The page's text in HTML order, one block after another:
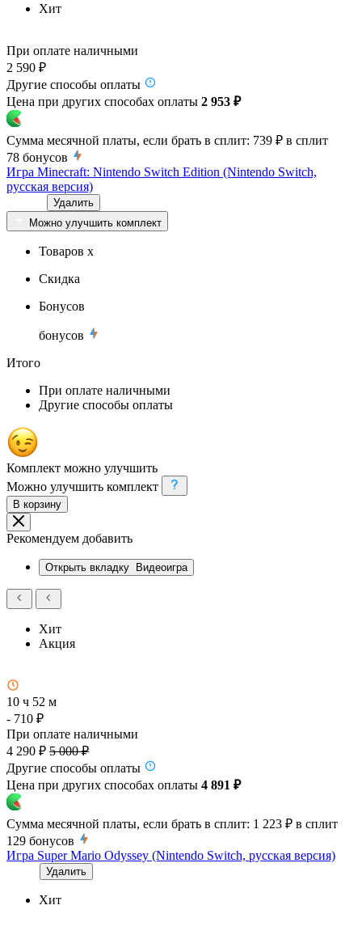
Хит
При оплате наличными
2 590 ₽
Другие способы оплаты
Цена при других способах оплаты 2 953 ₽
Сумма месячной платы, если брать в сплит: 739 ₽ в сплит
78 бонусов
Игра Minecraft: Nintendo Switch Edition (Nintendo Switch,
русская версия)
Удалить
Можно улучшить комплект
Товаров x
Скидка
Бонусов
бонусов
Итого
При оплате наличными
Другие способы оплаты
Комплект можно улучшить
Можно улучшить комплект
В корзину
Рекомендуем добавить
Открыть вкладку Видеоигра
Хит
Акция
10 ч 52 м
- 710 ₽
При оплате наличными
4 290 ₽ 5 000 ₽
Другие способы оплаты
Цена при других способах оплаты 4 891 ₽
Сумма месячной платы, если брать в сплит: 1 223 ₽ в сплит
129 бонусов
Игра Super Mario Odyssey (Nintendo Switch, русская версия)
Удалить
Хит